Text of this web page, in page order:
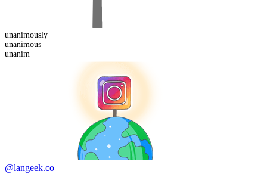
unanimously
unanimous
unanim
@langeek.co